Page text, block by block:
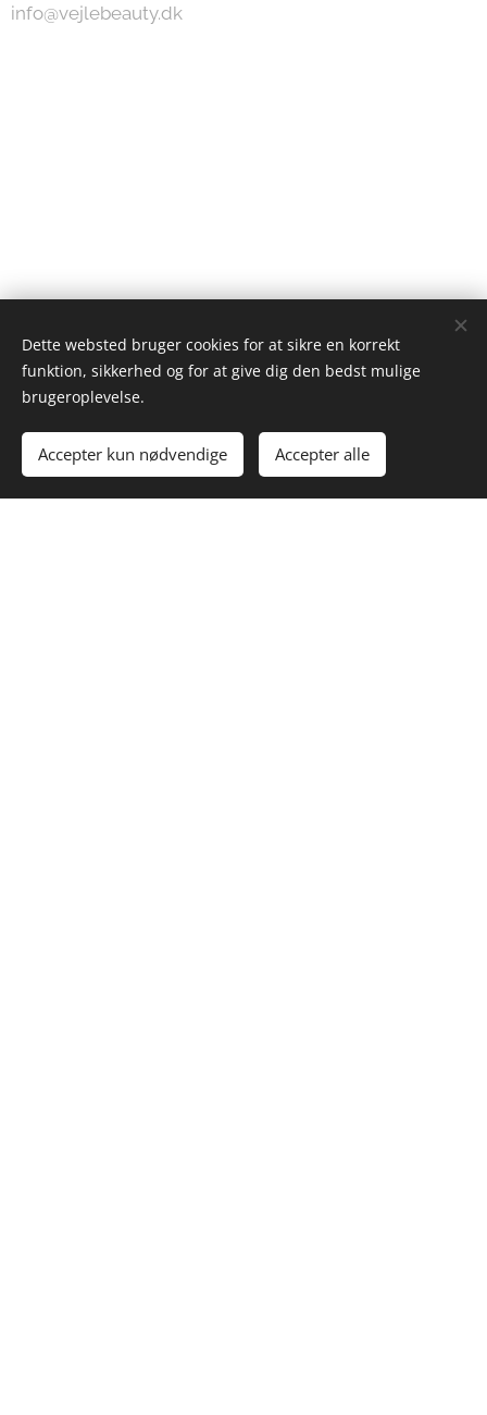
info@vejlebeauty.dk
Dette websted bruger cookies for at sikre en korrekt
funktion, sikkerhed og for at give dig den bedst mulige
brugeroplevelse.
Accepter kun nødvendige Accepter alle